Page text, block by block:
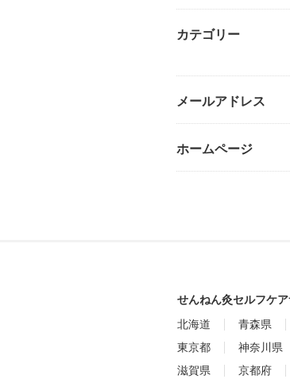
カテゴリー
メールアドレス
ホームページ
せんねん灸セルフケ
北海道
青森県
東京都
神奈川県
滋賀県
京都府